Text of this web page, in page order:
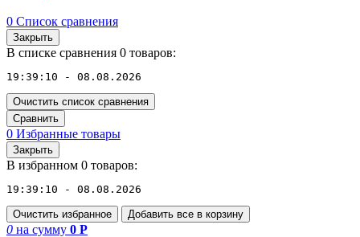
0 Список сравнения
Закрыть
В списке сравнения 0 товаров:
19:39:10 - 08.08.2026
Очистить список сравнения
Сравнить
0 Избранные товары
Закрыть
В избранном 0 товаров:
19:39:10 - 08.08.2026
Очистить избранное Добавить все в корзину
0 на сумму 0 Р